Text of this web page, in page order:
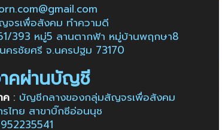
จรเพื่อสังคม ทำความดี
393 หมู่5 ลานตากฟ้า หมู่บ้านพฤกษา8
รชัยศรี จ.นครปฐม 73170
คผ่านบัญชี
ค : บัญชีกลางของกลุ่มสัญจรเพื่อสังคม
ไทย สาขาบิ๊กซีอ่อนนุช